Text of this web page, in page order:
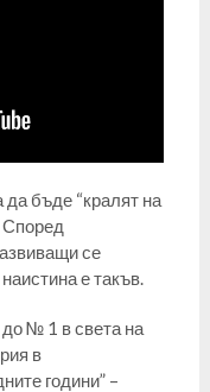
бъде “кралят на
Според
се
е такъв.
№ 1 в света на
в
години” –